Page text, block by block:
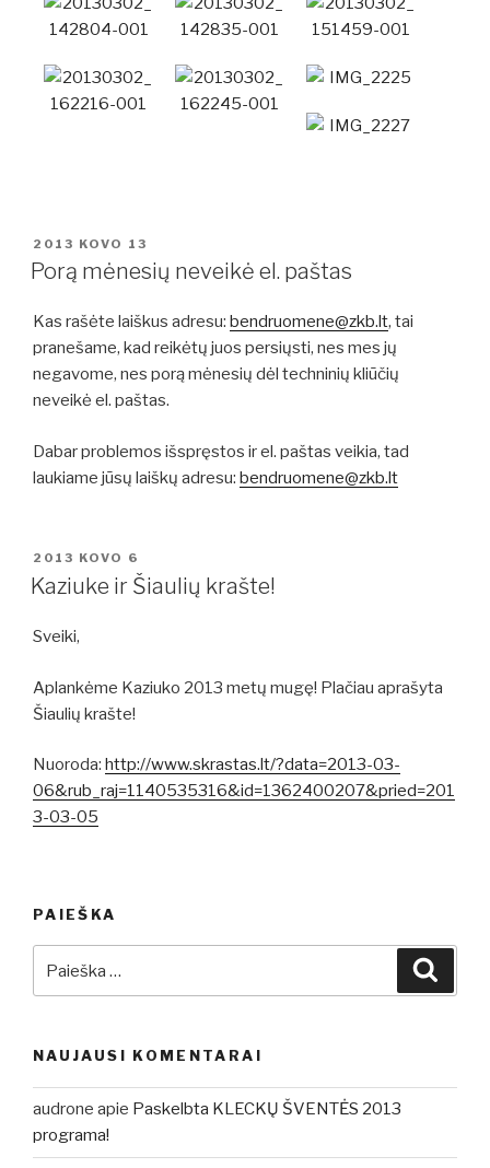
PASKELBTA
2013 KOVO 13
Porą mėnesių neveikė el. paštas
Kas rašėte laiškus adresu: bendruomene@zkb.lt, tai
pranešame, kad reikėtų juos persiųsti, nes mes jų
negavome, nes porą mėnesių dėl techninių kliūčių
neveikė el. paštas.
Dabar problemos išspręstos ir el. paštas veikia, tad
laukiame jūsų laiškų adresu: bendruomene@zkb.lt
PASKELBTA
2013 KOVO 6
Kaziuke ir Šiaulių krašte!
Sveiki,
Aplankėme Kaziuko 2013 metų mugę! Plačiau aprašyta
Šiaulių krašte!
Nuoroda: http://www.skrastas.lt/?data=2013-03-
06&rub_raj=1140535316&id=1362400207&pried=201
3-03-05
PAIEŠKA
NAUJAUSI KOMENTARAI
audrone apie Paskelbta KLECKŲ ŠVENTĖS 2013
programa!